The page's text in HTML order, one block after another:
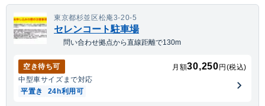
東京都杉並区松庵3-20-5
セレンコート駐車場
問い合わせ拠点から直線距離で130m
空き待ち可 月額30,250円(税込)
中型車サイズまで対応
平置き
24h利用可